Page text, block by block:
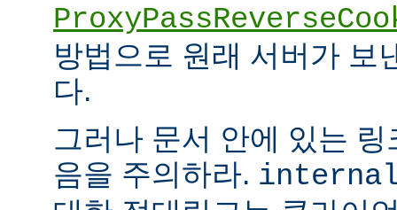
방법으로 원래 서버가 보
다.
그러나 문서 안에 있는
음을 주의하라.